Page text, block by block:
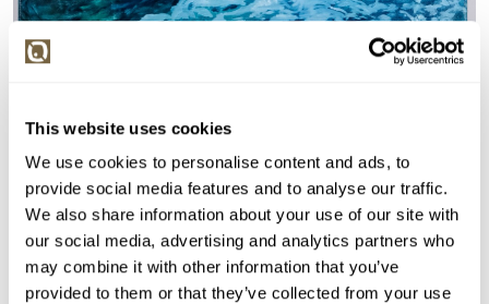
This website uses cookies
We use cookies to personalise content and ads, to
provide social media features and to analyse our traffic.
We also share information about your use of our site with
our social media, advertising and analytics partners who
may combine it with other information that you’ve
provided to them or that they’ve collected from your use
Detail položky
Olej na plátně, 100x70 cm. Signováno vpravo dole
Bachová 2020. Nerámováno.